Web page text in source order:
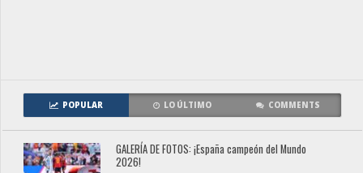
POPULAR LO ÚLTIMO COMMENTS
GALERÍA DE FOTOS: ¡España campeón del Mundo
2026!